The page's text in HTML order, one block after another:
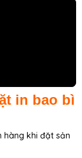
in bao bì
hàng khi đặt sản